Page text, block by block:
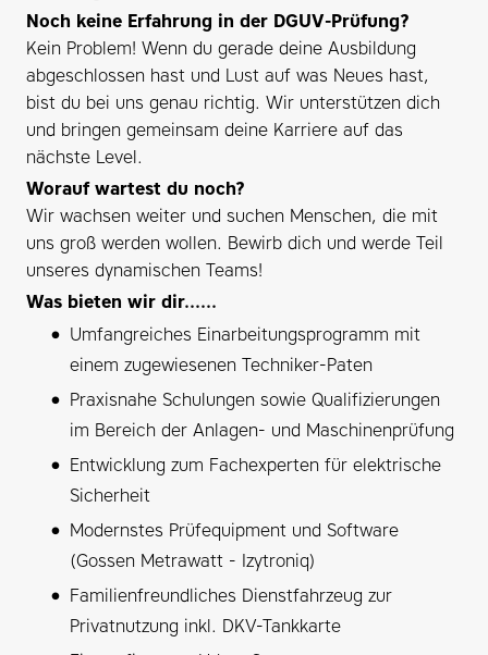
Noch keine Erfahrung in der DGUV-Prüfung?
Kein Problem! Wenn du gerade deine Ausbildung
abgeschlossen hast und Lust auf was Neues hast,
bist du bei uns genau richtig. Wir unterstützen dich
und bringen gemeinsam deine Karriere auf das
nächste Level.
Worauf wartest du noch?
Wir wachsen weiter und suchen Menschen, die mit
uns groß werden wollen. Bewirb dich und werde Teil
unseres dynamischen Teams!
Was bieten wir dir......
Umfangreiches Einarbeitungsprogramm mit
einem zugewiesenen Techniker-Paten
Praxisnahe Schulungen sowie Qualifizierungen
im Bereich der Anlagen- und Maschinenprüfung
Entwicklung zum Fachexperten für elektrische
Sicherheit
Modernstes Prüfequipment und Software
(Gossen Metrawatt - Izytroniq)
Familienfreundliches Dienstfahrzeug zur
Privatnutzung inkl. DKV-Tankkarte